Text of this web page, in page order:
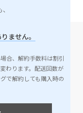
ません。
合、解約手数料は割引
わります。配送回数が
で解約しても購入時の